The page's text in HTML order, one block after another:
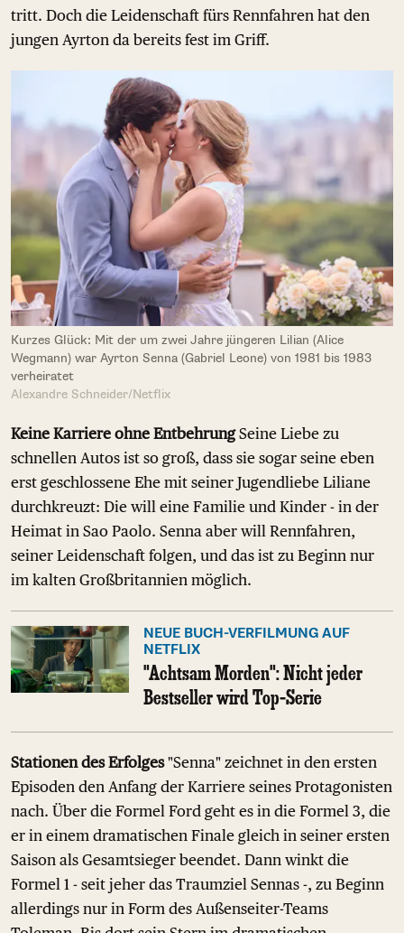
tritt. Doch die Leidenschaft fürs Rennfahren hat den
jungen Ayrton da bereits fest im Griff.
Kurzes Glück: Mit der um zwei Jahre jüngeren Lilian (Alice
Wegmann) war Ayrton Senna (Gabriel Leone) von 1981 bis 1983
verheiratet
Alexandre Schneider/Netflix
Keine Karriere ohne EntbehrungSeine Liebe zu
schnellen Autos ist so groß, dass sie sogar seine eben
erst geschlossene Ehe mit seiner Jugendliebe Liliane
durchkreuzt: Die will eine Familie und Kinder - in der
Heimat in Sao Paolo. Senna aber will Rennfahren,
seiner Leidenschaft folgen, und das ist zu Beginn nur
im kalten Großbritannien möglich.
NEUE BUCH-VERFILMUNG AUF
NETFLIX
"Achtsam Morden": Nicht jeder
Bestseller wird Top-Serie
Stationen des Erfolges"Senna" zeichnet in den ersten
Episoden den Anfang der Karriere seines Protagonisten
nach. Über die Formel Ford geht es in die Formel 3, die
er in einem dramatischen Finale gleich in seiner ersten
Saison als Gesamtsieger beendet. Dann winkt die
Formel 1 - seit jeher das Traumziel Sennas -, zu Beginn
allerdings nur in Form des Außenseiter-Teams